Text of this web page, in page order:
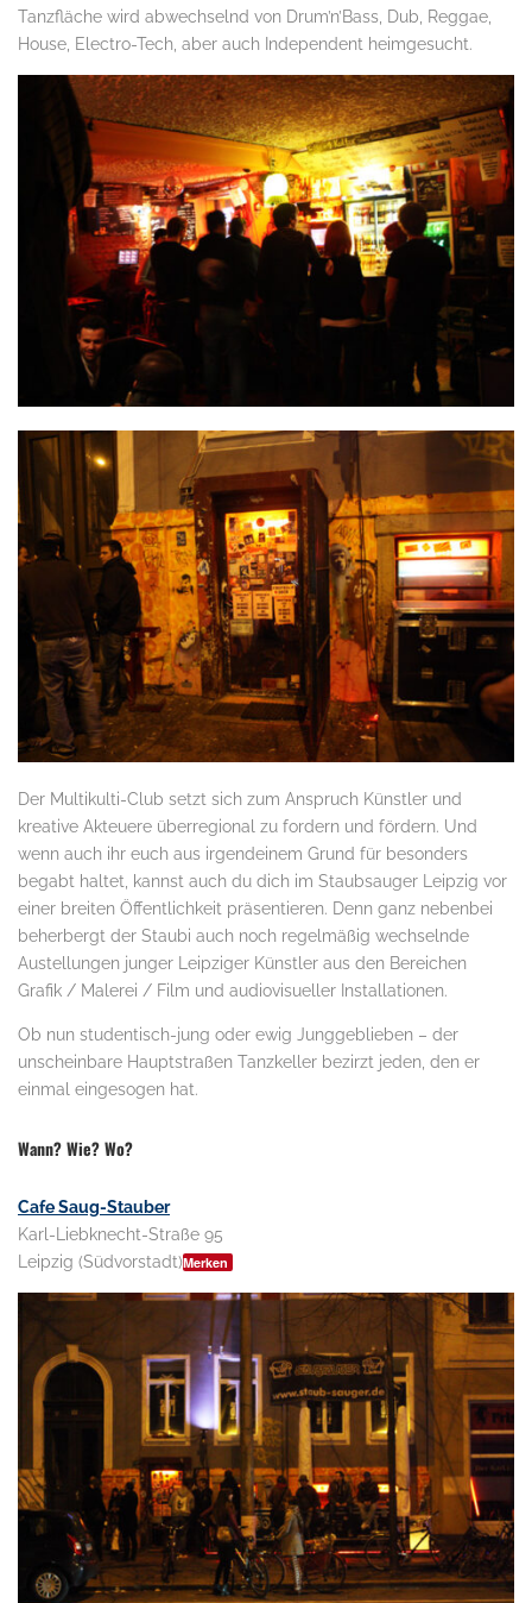
Tanzfläche wird abwechselnd von Drum’n’Bass, Dub, Reggae,
House, Electro-Tech, aber auch Independent heimgesucht.
Der Multikulti-Club setzt sich zum Anspruch Künstler und
kreative Akteuere überregional zu fordern und fördern. Und
wenn auch ihr euch aus irgendeinem Grund für besonders
begabt haltet, kannst auch du dich im Staubsauger Leipzig vor
einer breiten Öffentlichkeit präsentieren. Denn ganz nebenbei
beherbergt der Staubi auch noch regelmäßig wechselnde
Austellungen junger Leipziger Künstler aus den Bereichen
Grafik / Malerei / Film und audiovisueller Installationen.
Ob nun studentisch-jung oder ewig Junggeblieben – der
unscheinbare Hauptstraßen Tanzkeller bezirzt jeden, den er
einmal eingesogen hat.
Wann? Wie? Wo?
Cafe Saug-Stauber
Karl-Liebknecht-Straße 95
Leipzig (Südvorstadt)Merken